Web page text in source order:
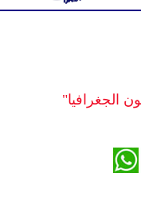
الجغرافيا"